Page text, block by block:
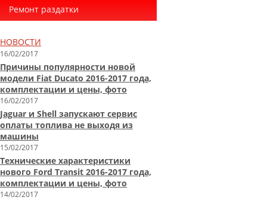
Ремонт раздатки
НОВОСТИ
16/02/2017
Причины популярности новой
модели Fiat Ducato 2016-2017 года,
комплектации и цены, фото
16/02/2017
Jaguar и Shell запускают сервис
оплаты топлива не выходя из
машины
15/02/2017
Технические характеристики
нового Ford Transit 2016-2017 года,
комплектации и цены, фото
14/02/2017